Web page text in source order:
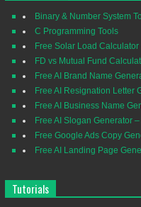
Binary & Number System
C Programming Tools
Free Solar Load
FD vs Mutual Fund
Free AI Brand Name
Free AI Resignation Letter
Free AI Business Name
Free AI Slogan Generator
Free Google Ads Copy
Free AI Landing Page
Tutorials